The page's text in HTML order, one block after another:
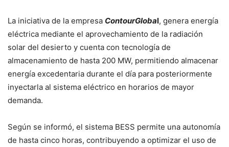
La iniciativa de la empresa ContourGlobal, genera energía
eléctrica mediante el aprovechamiento de la radiación
solar del desierto y cuenta con tecnología de
almacenamiento de hasta 200 MW, permitiendo almacenar
energía excedentaria durante el día para posteriormente
inyectarla al sistema eléctrico en horarios de mayor
demanda.
Según se informó, el sistema BESS permite una autonomía
de hasta cinco horas, contribuyendo a optimizar el uso de